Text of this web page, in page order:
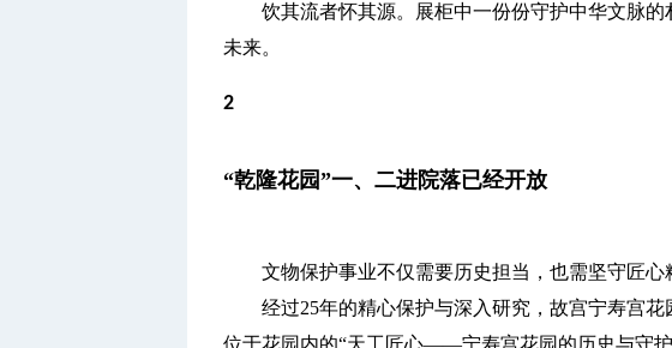
饮其流者怀其源。展柜中一份份守护中华文脉的
未来。
2
“乾隆花园”一、二进院落已经开放
文物保护事业不仅需要历史担当，也需坚守匠心
经过25年的精心保护与深入研究，故宫宁寿宫花
位于花园内的“天工匠心——宁寿宫花园的历史与守